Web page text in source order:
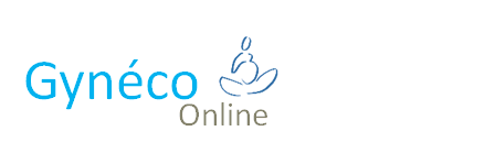
principal